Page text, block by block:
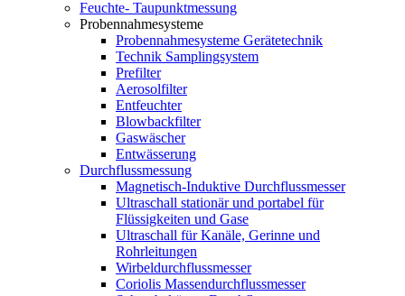
Feuchte- Taupunktmessung
Probennahmesysteme
Probennahmesysteme Gerätetechnik
Technik Samplingsystem
Prefilter
Aerosolfilter
Entfeuchter
Blowbackfilter
Gaswäscher
Entwässerung
Durchflussmessung
Magnetisch-Induktive Durchflussmesser
Ultraschall stationär und portabel für
Flüssigkeiten und Gase
Ultraschall für Kanäle, Gerinne und
Rohrleitungen
Wirbeldurchflussmesser
Coriolis Massendurchflussmesser